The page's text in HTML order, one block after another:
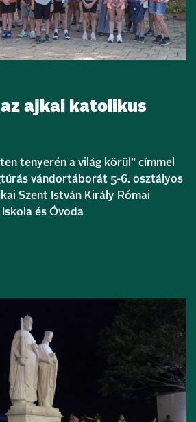
ajkai katolikus
tenyerén a világ körül” címmel
vándortáborát 5-6. osztályos
Szent István Király Római
és Óvoda